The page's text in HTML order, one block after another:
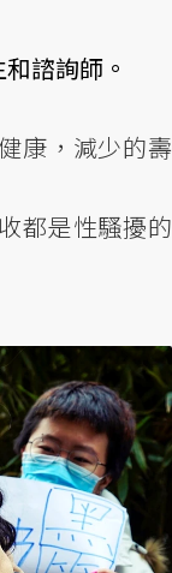
諮詢師。
康，減少的壽
都是性騷擾的